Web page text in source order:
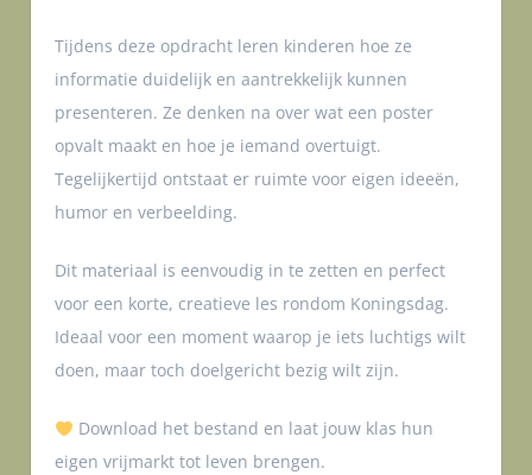
Tijdens deze opdracht leren kinderen hoe ze
informatie duidelijk en aantrekkelijk kunnen
presenteren. Ze denken na over wat een poster
opvalt maakt en hoe je iemand overtuigt.
Tegelijkertijd ontstaat er ruimte voor eigen ideeën,
humor en verbeelding.
Dit materiaal is eenvoudig in te zetten en perfect
voor een korte, creatieve les rondom Koningsdag.
Ideaal voor een moment waarop je iets luchtigs wilt
doen, maar toch doelgericht bezig wilt zijn.
Download het bestand en laat jouw klas hun
eigen vrijmarkt tot leven brengen.